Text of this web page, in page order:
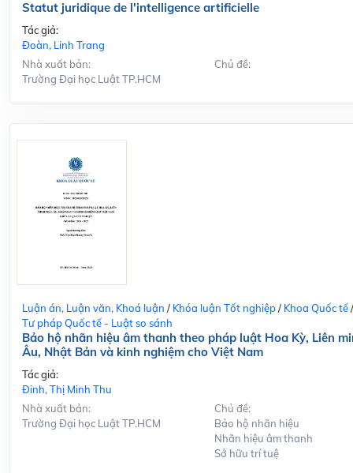
Statut juridique de l'intelligence artificielle
Tác giả:
Đoàn, Linh Trang
Nhà xuất bản:
Trường Đại học Luật TP.HCM
Chủ đề:
Luận án, Luận văn, Khoá luận / Khóa luận Tốt nghiệp/ Khoa Quốc tế/
Tư pháp Quốc tế - Luật so sánh
Bảo hộ nhãn hiệu âm thanh theo pháp luật Hoa Kỳ, Liên
Âu, Nhật Bản và kinh nghiệm cho Việt Nam
Tác giả:
Đinh, Thị Minh Thu
Nhà xuất bản:
Trường Đại học Luật TP.HCM
Chủ đề:
Bảo hộ nhãn hiệu
Nhãn hiệu âm thanh
Sở hữu trí tuệ